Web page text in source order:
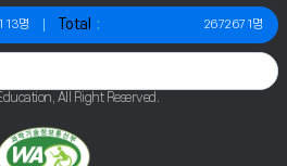
명 Total 2672671명
All Right Reserved.